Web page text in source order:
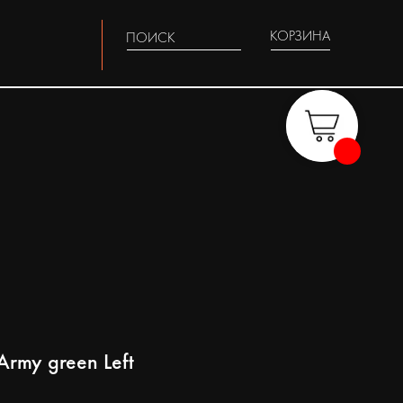
ПОИСК КОРЗИНА
green Left